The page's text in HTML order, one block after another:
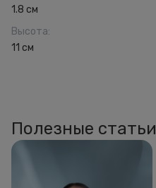
1.8 см
Высота:
11 см
Полезные статьи